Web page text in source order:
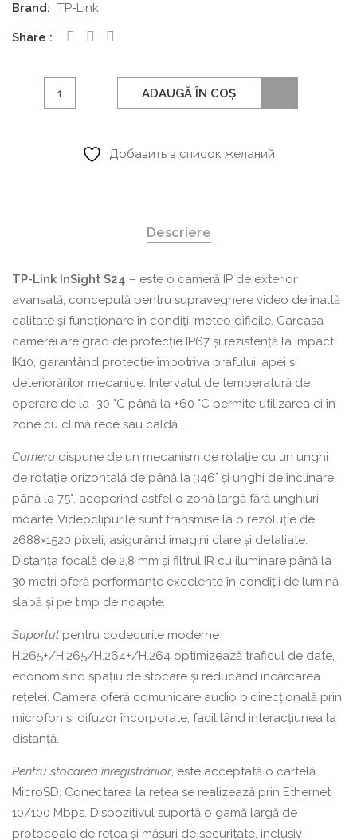
Brand: TP-Link
Share
Cantitate
Cameră
ADAUGĂ ÎN COȘ
Добавить в список желаний
Descriere
TP-Link InSight S24 – este o cameră IP de exterior
avansată, concepută pentru supraveghere video de înaltă
calitate și funcționare în condiții meteo dificile. Carcasa
camerei are grad de protecție IP67 și rezistență la impact
IK10, garantând protecție împotriva prafului, apei și
deteriorărilor mecanice. Intervalul de temperatură de
operare de la -30 °C până la +60 °C permite utilizarea ei în
zone cu climă rece sau caldă.
Camera dispune de un mecanism de rotație cu un unghi
de rotație orizontală de până la 346° și unghi de înclinare
până la 75°, acoperind astfel o zonă largă fără unghiuri
moarte. Videoclipurile sunt transmise la o rezoluție de
2688×1520 pixeli, asigurând imagini clare și detaliate.
Distanța focală de 2,8 mm și filtrul IR cu iluminare până la
30 metri oferă performanțe excelente în condiții de lumină
slabă și pe timp de noapte.
Suportul pentru codecurile moderne
H.265+/H.265/H.264+/H.264 optimizează traficul de date,
economisind spațiu de stocare și reducând încărcarea
rețelei. Camera oferă comunicare audio bidirecțională prin
microfon și difuzor încorporate, facilitând interacțiunea la
distanță.
Pentru stocarea înregistrărilor, este acceptată o cartelă
MicroSD. Conectarea la rețea se realizează prin Ethernet
10/100 Mbps. Dispozitivul suportă o gamă largă de
protocoale de rețea și măsuri de securitate, inclusiv